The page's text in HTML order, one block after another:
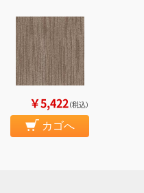
￥5,422（税込）
カゴへ